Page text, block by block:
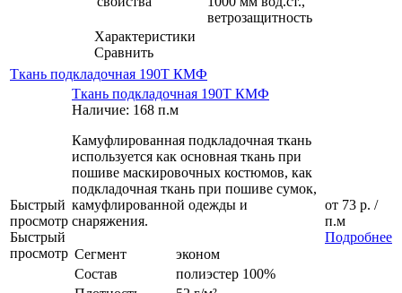
ветрозащитность
Характеристики
Сравнить
Ткань подкладочная 190Т КМФ
Быстрый
просмотр
Быстрый
просмотр
Ткань подкладочная 190Т КМФ
Наличие: 168 п.м
Камуфлированная подкладочная ткань
используется как основная ткань при
пошиве маскировочных костюмов, как
подкладочная ткань при пошиве сумок,
камуфлированной одежды и
снаряжения.
Сегмент
эконом
Состав
полиэстер 100%
от 73 р. /
п.м
Подробнее